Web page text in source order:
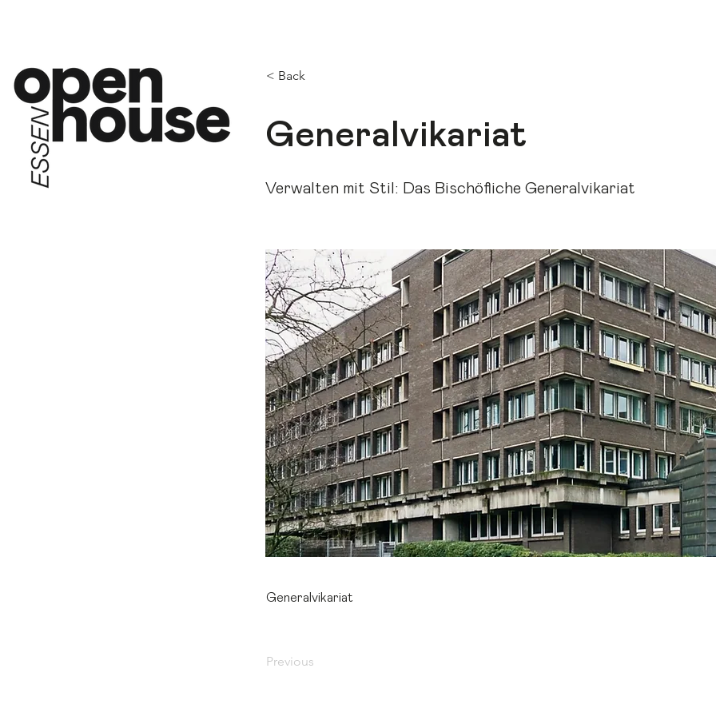
< Back
Generalvikariat
Verwalten mit Stil: Das Bischöfliche Generalvikariat
Generalvikariat
Previous